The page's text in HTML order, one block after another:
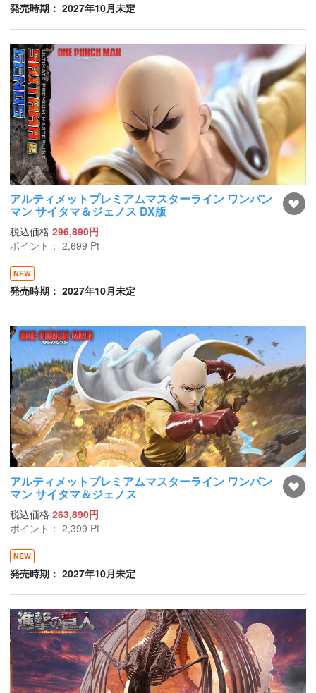
発売時期： 2027年10月未定
アルティメットプレミアムマスターライン ワンパン
マン サイタマ＆ジェノス DX版
税込価格 296,890円
ポイント： 2,699 Pt
NEW
発売時期： 2027年10月未定
アルティメットプレミアムマスターライン ワンパン
マン サイタマ＆ジェノス
税込価格 263,890円
ポイント： 2,399 Pt
NEW
発売時期： 2027年10月未定